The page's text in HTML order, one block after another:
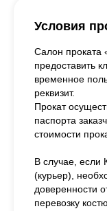
Условия
Салон проката
предоставить
временное
реквизит.
Прокат
паспорта
стоимости
В случае, если
(курьер),
доверенности
перевозку